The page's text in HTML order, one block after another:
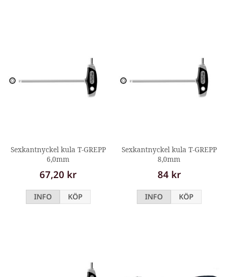
Sexkantnyckel kula T-GREPP
6,0mm
67,20 kr
INFO KÖP
Sexkantnyckel kula T-GREPP
8,0mm
84 kr
INFO KÖP